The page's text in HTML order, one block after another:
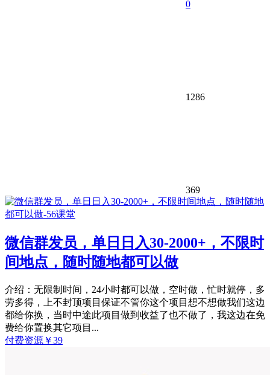
0
1286
369
微信群发员，单日日入30-2000+，不限时
间地点，随时随地都可以做
介绍：无限制时间，24小时都可以做，空时做，忙时就停，多
劳多得，上不封顶项目保证不管你这个项目想不想做我们这边
都给你换，当时中途此项目做到收益了也不做了，我这边在免
费给你置换其它项目...
付费资源 ￥39